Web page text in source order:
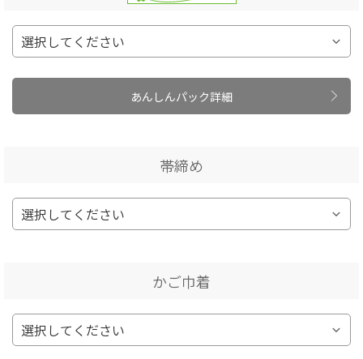
あんしんパック詳細
帯締め
かご巾着